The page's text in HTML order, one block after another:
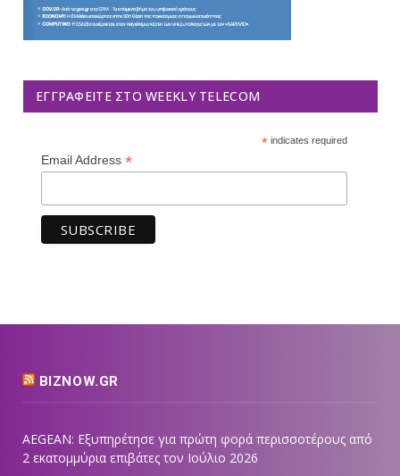
ΕΓΓΡΑΦΕΊΤΕ ΣΤΟ WEEKLY TELECOM
*indicates required
Email Address *
BIZNOW.GR
AEGEAN: Εξυπηρέτησε για πρώτη φορά περισσοτέρους από
2 εκατομμύρια επιβάτες τον Ιούλιο 2026